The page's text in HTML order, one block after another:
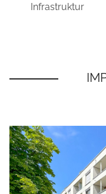
Infrastruktur